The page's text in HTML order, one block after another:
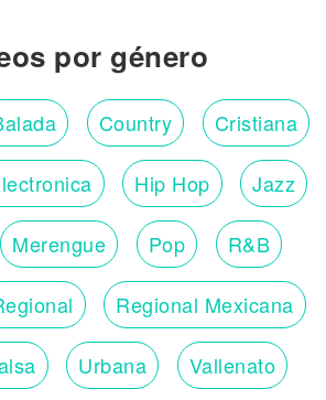
por género
Country Cristiana
Hip Hop Jazz
Merengue Pop R&B
Regional Mexicana
Urbana Vallenato